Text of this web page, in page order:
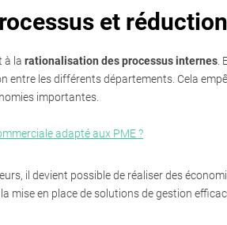
et
à la rationalisation des processus internes
entre les différents départements. Cela
importantes.
adapté aux PME ?
il devient possible de réaliser des
mise en place de solutions de gestion